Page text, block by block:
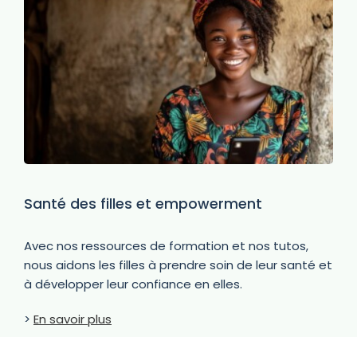
Santé des filles et empowerment
Avec nos ressources de formation et nos tutos,
nous aidons les filles à prendre soin de leur santé et
à développer leur confiance en elles.
> En savoir plus